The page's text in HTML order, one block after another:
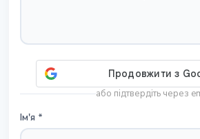
або підтвердіть через
Ім'я *